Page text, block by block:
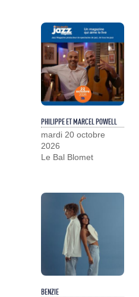
PHILIPPE ET MARCEL POWELL
mardi 20 octobre
2026
Le Bal Blomet
BENZIE